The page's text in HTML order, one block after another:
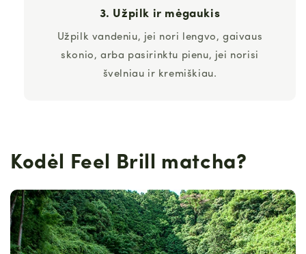
3. Užpilk ir mėgaukis
Užpilk vandeniu, jei nori lengvo, gaivaus
skonio, arba pasirinktu pienu, jei norisi
švelniau ir kremiškiau.
Kodėl Feel Brill matcha?